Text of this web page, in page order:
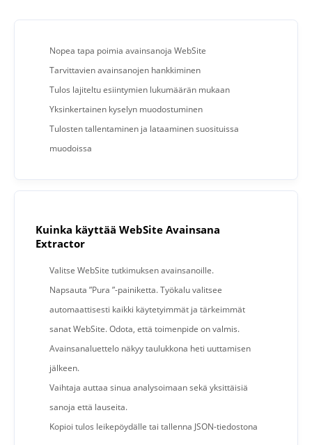
Nopea tapa poimia avainsanoja WebSite
Tarvittavien avainsanojen hankkiminen
Tulos lajiteltu esiintymien lukumäärän mukaan
Yksinkertainen kyselyn muodostuminen
Tulosten tallentaminen ja lataaminen suosituissa
muodoissa
Kuinka käyttää WebSite Avainsana
Extractor
Valitse WebSite tutkimuksen avainsanoille.
Napsauta ”Pura ”-painiketta. Työkalu valitsee
automaattisesti kaikki käytetyimmät ja tärkeimmät
sanat WebSite. Odota, että toimenpide on valmis.
Avainsanaluettelo näkyy taulukkona heti uuttamisen
jälkeen.
Vaihtaja auttaa sinua analysoimaan sekä yksittäisiä
sanoja että lauseita.
Kopioi tulos leikepöydälle tai tallenna JSON-tiedostona